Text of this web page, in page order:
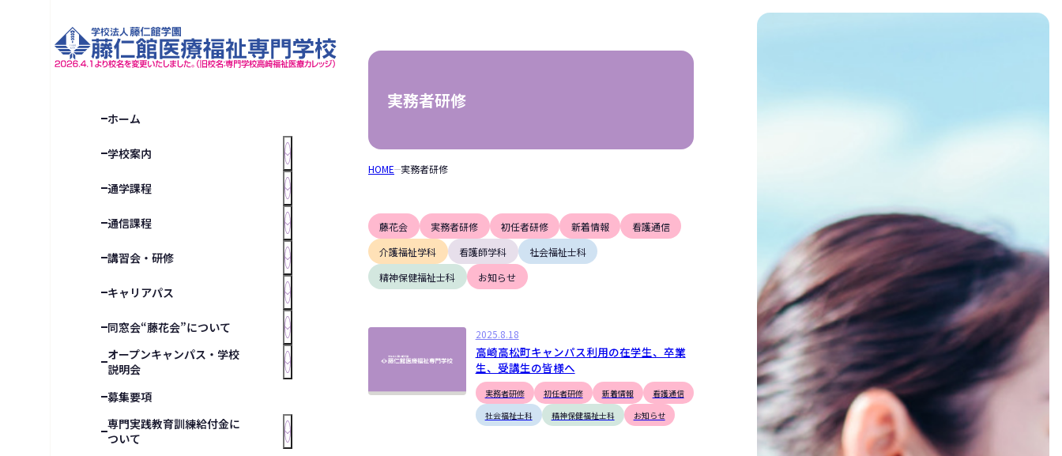
ホーム
学校案内
通学課程
通信課程
講習会・研修
キャリアパス
同窓会“藤花会”について
オープンキャンパス・学校
説明会
募集要項
専門実践教育訓練給付金に
ついて
実務者研修
HOME 実務者研修
藤花会 実務者研修 初任者研修 新着情報
看護通信
介護福祉学科
看護師学科
社会福祉士科
精神保健福祉士科
お知らせ
2025.8.18
高崎高松町キャンパス利用の在学生、卒業
生、受講生の皆様へ
実務者研修 初任者研修 新着情報
看護通信
社会福祉士科
精神保健福祉士科 お知らせ